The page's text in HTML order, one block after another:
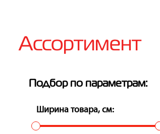
Ассортимент
Подбор по параметрам:
Ширина товара, см: